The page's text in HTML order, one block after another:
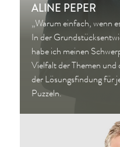
ALINE PEPER
„Warum einfach, wenn
In der
habe ich meinen
Vielfalt der Themen
der Lösungsfindung für
Puzzeln.